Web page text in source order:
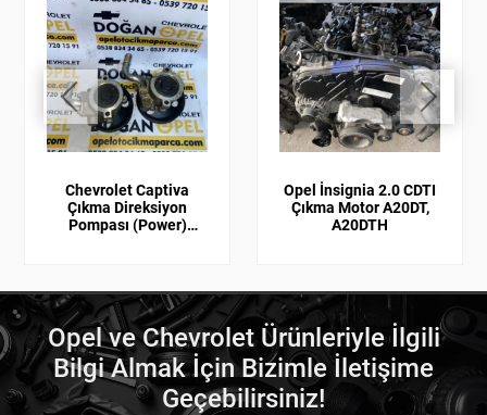
Chevrolet Captiva
Çıkma Direksiyon
Pompası (Power)
Opel İnsignia 2.0 CDTI
Çıkma Motor A20DT,
A20DTH
Opel ve Chevrolet Ürünleriyle İlgili
Bilgi Almak İçin Bizimle İletişime
Geçebilirsiniz!